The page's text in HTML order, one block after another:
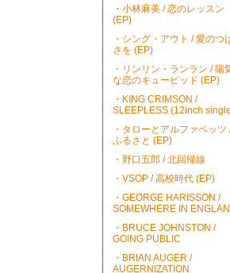
・小林麻美 / 恋のレッスン
(EP)
・シング・アウト / 愛のつ
さを (EP)
・リンリン・ランラン / 陽
な恋のキューピッド (EP)
・KING CRIMSON /
SLEEPLESS (12inch
・タローとアルファベッツ
ふるさと (EP)
・野口五郎 / 北回帰線
・VSOP / 高校時代 (EP)
・GEORGE HARISSON /
SOMEWHERE IN
・BRUCE JOHNSTON /
GOING PUBLIC
・BRIAN AUGER /
AUGERNIZATION